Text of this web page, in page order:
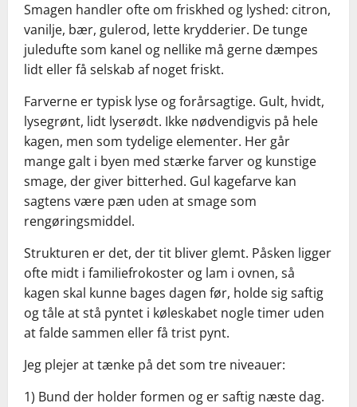
Smagen handler ofte om friskhed og lyshed: citron,
vanilje, bær, gulerod, lette krydderier. De tunge
juledufte som kanel og nellike må gerne dæmpes
lidt eller få selskab af noget friskt.
Farverne er typisk lyse og forårsagtige. Gult, hvidt,
lysegrønt, lidt lyserødt. Ikke nødvendigvis på hele
kagen, men som tydelige elementer. Her går
mange galt i byen med stærke farver og kunstige
smage, der giver bitterhed. Gul kagefarve kan
sagtens være pæn uden at smage som
rengøringsmiddel.
Strukturen er det, der tit bliver glemt. Påsken ligger
ofte midt i familiefrokoster og lam i ovnen, så
kagen skal kunne bages dagen før, holde sig saftig
og tåle at stå pyntet i køleskabet nogle timer uden
at falde sammen eller få trist pynt.
Jeg plejer at tænke på det som tre niveauer:
1) Bund der holder formen og er saftig næste dag.